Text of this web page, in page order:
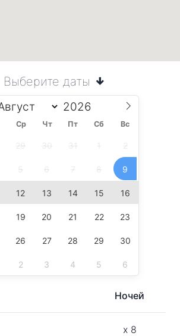
Выберите даты
Ср Чт Пт Сб Вс
29 30 31 1 2
5 6 7 8 9
12 13 14 15 16
19 20 21 22 23
26 27 28 29 30
2 3 4 5 6
Ночей
x 8